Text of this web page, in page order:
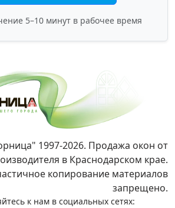
5–10 минут в рабочее время
1997-2026. Продажа окон от
в Краснодарском крае.
копирование материалов
запрещено.
к нам в социальных сетях: